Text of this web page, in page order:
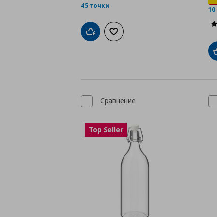
45 точки
Добави в кошницата
Добави към списъка с любими
Сравнение
Top Seller